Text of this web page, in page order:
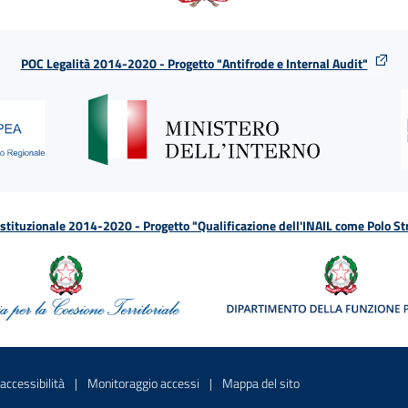
POC Legalità 2014-2020 - Progetto "Antifrode e Internal Audit"
2014-2020 - Progetto "Qualificazione dell'INAIL come Polo
una nuova finestraSito interno - Apre in una nuova finestra
Monitoraggio accessi Sito interno - Apre in una nuova
Mappa del sitoSito interno - Apre